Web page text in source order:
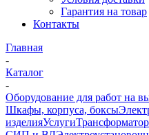
Гарантия на товар
Контакты
Главная
-
Каталог
-
Оборудование для работ на
Шкафы, корпуса, боксы
изделияУслуги